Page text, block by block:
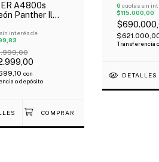
A4800s
Panther Il
Correa Oferta!
interés de
con
o depósito
6 cuotas sin
$115.000,00
Transferencia
DETALLES